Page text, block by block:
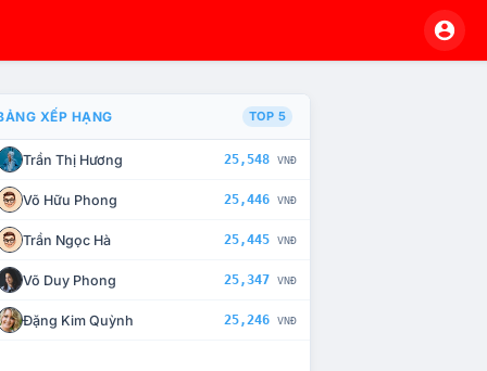
CHẾ TÀI XỬ LÝ VI PHẠM
XẾP HẠNG TOP 5
Trần Thị Hương 25,548 VNĐ
Võ Hữu Phong 25,446 VNĐ
Trần Ngọc Hà 25,445 VNĐ
Võ Duy Phong 25,347 VNĐ
Đặng Kim Quỳnh 25,246 VNĐ